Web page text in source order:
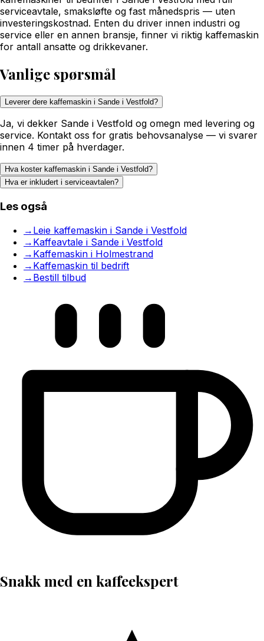
serviceavtale, smaksløfte og fast månedspris — uten
investeringskostnad. Enten du driver innen industri og
service eller en annen bransje, finner vi riktig kaffemaskin
for antall ansatte og drikkevaner.
Vanlige spørsmål
Leverer dere kaffemaskin i Sande i Vestfold?
Ja, vi dekker Sande i Vestfold og omegn med levering og
service. Kontakt oss for gratis behovsanalyse — vi svarer
innen 4 timer på hverdager.
Hva koster kaffemaskin i Sande i Vestfold?
Hva er inkludert i serviceavtalen?
Les også
→ Leie kaffemaskin i Sande i Vestfold
→ Kaffeavtale i Sande i Vestfold
→ Kaffemaskin i Holmestrand
→ Kaffemaskin til bedrift
→ Bestill tilbud
Snakk med en kaffeekspert